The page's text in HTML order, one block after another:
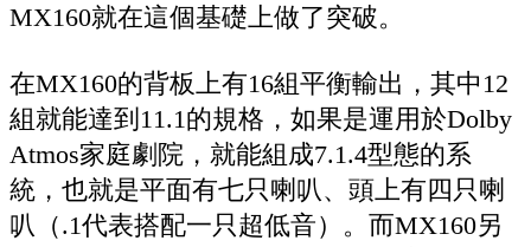
MX160就在這個基礎上做了突破。
在MX160的背板上有16組平衡輸出，其中12
組就能達到11.1的規格，如果是運用於Dolby
Atmos家庭劇院，就能組成7.1.4型態的系
統，也就是平面有七只喇叭、頭上有四只喇
叭（.1代表搭配一只超低音）。而MX160另